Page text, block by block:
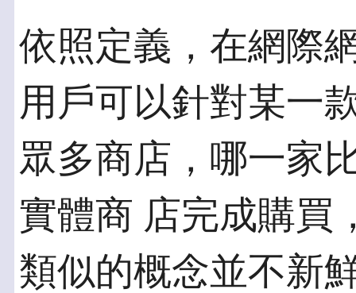
依照定義，在網際
用戶可以針對某一
眾多商店，哪一家
實體商 店完成購買
類似的概念並不新